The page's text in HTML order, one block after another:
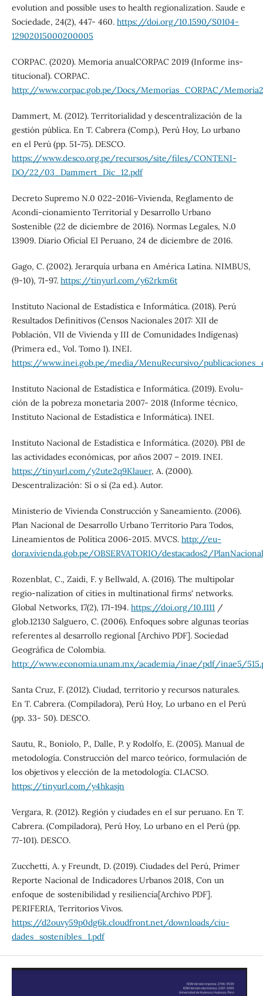
evolution and possible uses to health regionalization. Saude e
Sociedade, 24(2), 447- 460. https://doi.org/10.1590/S0104-
12902015000200005
CORPAC. (2020). Memoria anualCORPAC 2019 (Informe ins-
titucional). CORPAC.
http://www.corpac.gob.pe/Docs/Memorias_CORPAC/
Dammert, M. (2012). Territorialidad y descentralización de la
gestión pública. En T. Cabrera (Comp.), Perú Hoy, Lo urbano
en el Perú (pp. 51-75). DESCO.
https://www.desco.org.pe/recursos/site/files/CONTENI-
DO/22/03_Dammert_Dic_12.pdf
Decreto Supremo N.0 022-2016-Vivienda, Reglamento de
Acondi-cionamiento Territorial y Desarrollo Urbano
Sostenible (22 de diciembre de 2016). Normas Legales, N.0
13909. Diario Oficial El Peruano, 24 de diciembre de 2016.
Gago, C. (2002). Jerarquía urbana en América Latina. NIMBUS,
(9-10), 71-97. https://tinyurl.com/y62rkm6t
Instituto Nacional de Estadística e Informática. (2018). Perú
Resultados Definitivos (Censos Nacionales 2017: XII de
Población, VII de Vivienda y III de Comunidades Indígenas)
(Primera ed., Vol. Tomo 1). INEI.
https://www.inei.gob.pe/media/MenuRecursivo/
Instituto Nacional de Estadística e Informática. (2019). Evolu-
ción de la pobreza monetaria 2007- 2018 (Informe técnico,
Instituto Nacional de Estadística e Informática). INEI.
Instituto Nacional de Estadística e Informática. (2020). PBI de
las actividades económicas, por años 2007 – 2019. INEI.
https://tinyurl.com/y2ute2q9Klauer, A. (2000).
Descentralización: Sí o sí (2a ed.). Autor.
Ministerio de Vivienda Construcción y Saneamiento. (2006).
Plan Nacional de Desarrollo Urbano Territorio Para Todos,
Lineamientos de Política 2006-2015. MVCS. http://eu-
dora.vivienda.gob.pe/OBSERVATORIO/destacados2/
Rozenblat, C., Zaidi, F. y Bellwald, A. (2016). The multipolar
regio-nalization of cities in multinational firms' networks.
Global Networks, 17(2), 171-194. https://doi.org/10.1111/
glob.12130 Salguero, C. (2006). Enfoques sobre algunas teorías
referentes al desarrollo regional [Archivo PDF]. Sociedad
Geográfica de Colombia.
http://www.economia.unam.mx/academia/inae/pdf/inae5/
Santa Cruz, F. (2012). Ciudad, territorio y recursos naturales.
En T. Cabrera. (Compiladora), Perú Hoy, Lo urbano en el Perú
(pp. 33- 50). DESCO.
Sautu, R., Boniolo, P., Dalle, P. y Rodolfo, E. (2005). Manual de
metodología. Construcción del marco teórico, formulación de
los objetivos y elección de la metodología. CLACSO.
https://tinyurl.com/y4hkasjn
Vergara, R. (2012). Región y ciudades en el sur peruano. En T.
Cabrera. (Compiladora), Perú Hoy, Lo urbano en el Perú (pp.
77-101). DESCO.
Zucchetti, A. y Freundt, D. (2019). Ciudades del Perú, Primer
Reporte Nacional de Indicadores Urbanos 2018, Con un
enfoque de sostenibilidad y resiliencia[Archivo PDF].
PERIFERIA, Territorios Vivos.
https://d2ouvy59p0dg6k.cloudfront.net/downloads/ciu-
dades_sostenibles_1.pdf